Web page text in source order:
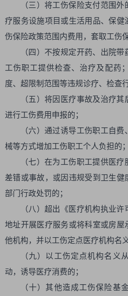
（三）将工伤保险支付范围
疗服务设施项目或生活用品、保健
伤保险政策范围内费用，套取工伤
（四）不按规定开药、出院
工伤职工提供检查、治疗及配药
度、超限制范围等违规诊疗、检查
（五）将因医疗事故及治疗
进行工伤费用申报的；
（六）通过诱导工伤职工自
械等方式增加工伤职工个人负担的；
（七）在为工伤职工提供医
差错或事故，或因违规受到卫生健
部门行政处罚的；
（八）超出《医疗机构执业
地址开展医疗服务或将科室或房屋
他机构，并以工伤定点医疗机构名
（九）以工伤定点机构名义
动，诱导医疗消费的；
（十）其他造成工伤保险基